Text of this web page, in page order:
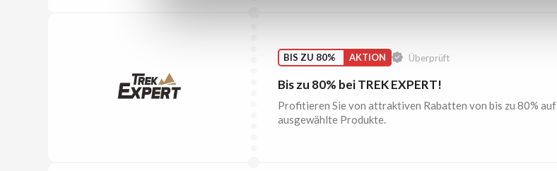
BIS ZU 80% AKTION Überprüft
Bis zu 80% bei TREK EXPERT!
Profitieren Sie von attraktiven Rabatten von bis zu 80% auf
ausgewählte Produkte.